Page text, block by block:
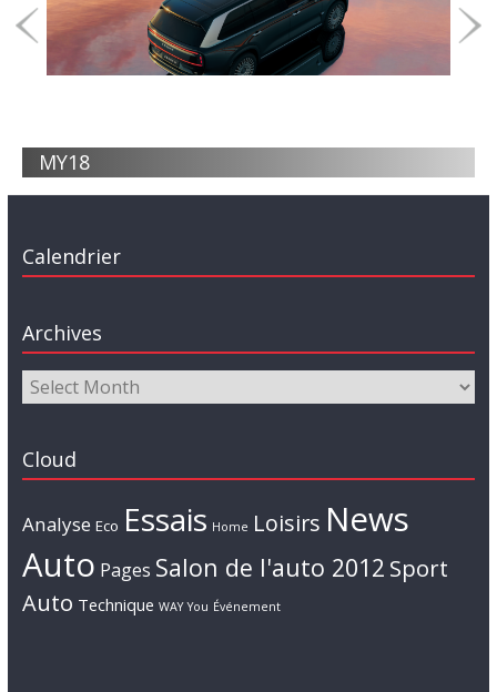
MY18
Calendrier
Archives
Cloud
Analyse Eco Essais Home Loisirs News
Auto Pages Salon de l'auto 2012 Sport
Auto Technique WAY You Événement